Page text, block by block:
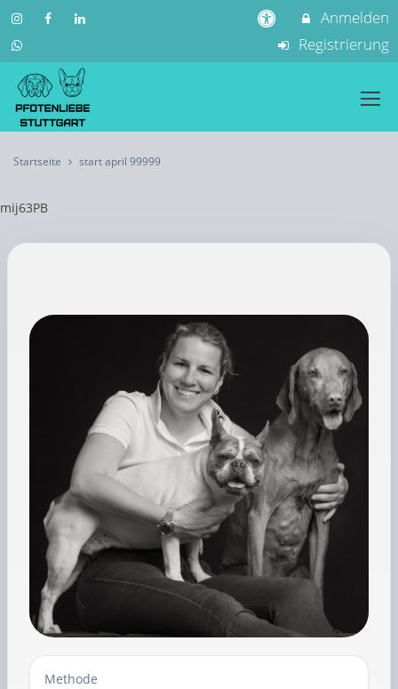
Anmelden
Registrierung
Startseite start april 99999
mij63PB
Methode